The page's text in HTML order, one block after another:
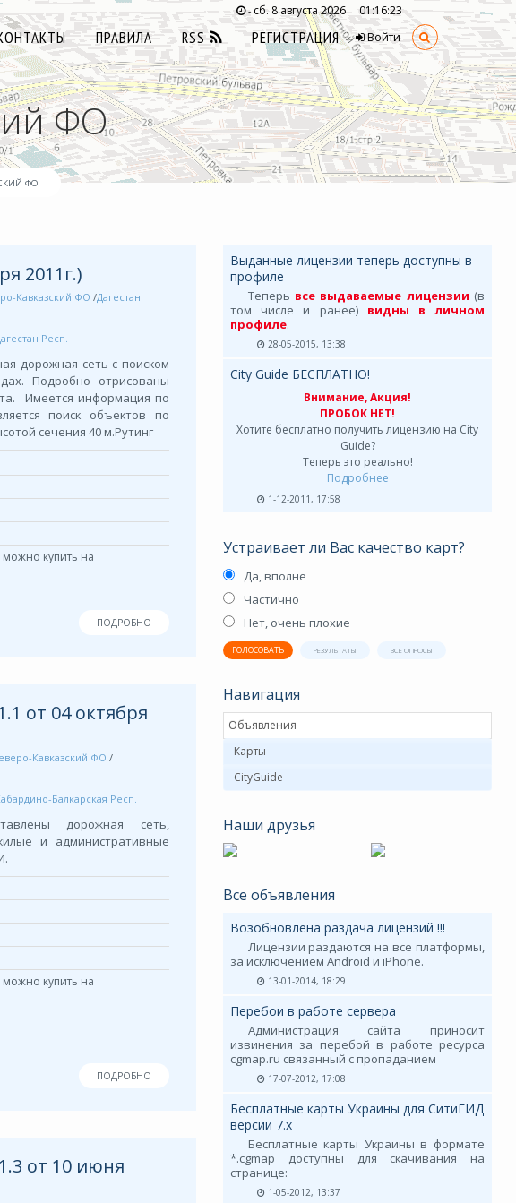
- сб. 8 августа 2026 01:16:25
ПРАВИЛА RSS РЕГИСТРАЦИЯ Войти
ФО
ФО
2011г.)
Кавказский ФО /Дагестан
Респ.
дорожная сеть с поиском
Подробно отрисованы
Имеется информация по
поиск объектов по
сечения 40 м.Рутинг
купить на
ПОДРОБНО
от 04 октября
Кавказский ФО /
Балкарская Респ.
дорожная сеть,
и административные
купить на
ПОДРОБНО
от 10 июня
Выданные лицензии теперь доступны в
профиле
Теперь все выдаваемые лицензии (в
том числе и ранее) видны в личном
профиле.
28-05-2015, 13:38
City Guide БЕСПЛАТНО!
Внимание, Акция!
ПРОБОК НЕТ!
Хотите бесплатно получить лицензию на City
Guide?
Теперь это реально!
Подробнее
1-12-2011, 17:58
Устраивает ли Вас качество карт?
Да, вполне
Частично
Нет, очень плохие
ГОЛОСОВАТЬ РЕЗУЛЬТАТЫ ВСЕ ОПРОСЫ
Навигация
Объявления
Карты
CityGuide
Наши друзья
Все объявления
Возобновлена раздача лицензий !!!
Лицензии раздаются на все платформы,
за исключением Android и iPhone.
13-01-2014, 18:29
Перебои в работе сервера
Администрация сайта приносит
извинения за перебой в работе ресурса
cgmap.ru связанный с пропаданием
17-07-2012, 17:08
Бесплатные карты Украины для СитиГИД
версии 7.х
Бесплатные карты Украины в формате
*.cgmap доступны для скачивания на
странице:
1-05-2012, 13:37